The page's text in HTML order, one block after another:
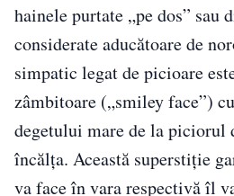
hainele purtate „pe dos” sau
considerate aducătoare de
simpatic legat de picioare
zâmbitoare („smiley face”)
degetului mare de la piciorul
încălța. Această superstiție
va face în vara respectivă îl